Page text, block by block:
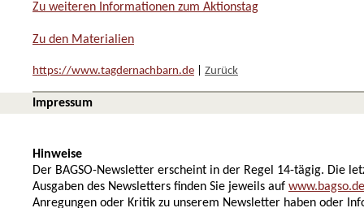
Zu weiteren Informationen zum Aktionstag
Zu den Materialien
https://www.tagdernachbarn.de Zurück
Impressum
Hinweise
Der BAGSO-Newsletter erscheint in der Regel 14-tägig. Die
Ausgaben des Newsletters finden Sie jeweils auf www.bagso.de
Anregungen oder Kritik zu unserem Newsletter haben oder